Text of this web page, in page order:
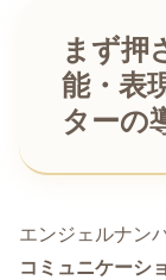
まず押
能・表
ターの
エンジェルナン
コミュニケーシ